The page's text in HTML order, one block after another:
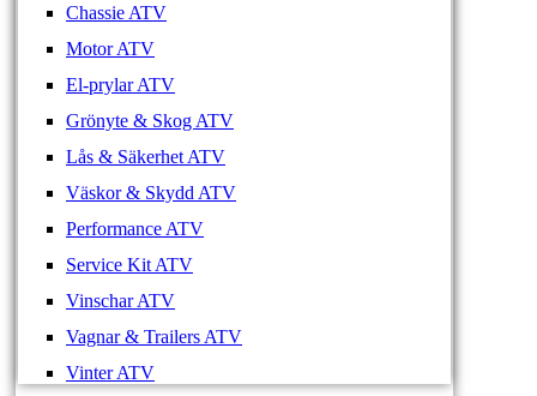
Chassie ATV
Motor ATV
El-prylar ATV
Grönyte & Skog ATV
Lås & Säkerhet ATV
Väskor & Skydd ATV
Performance ATV
Service Kit ATV
Vinschar ATV
Vagnar & Trailers ATV
Vinter ATV